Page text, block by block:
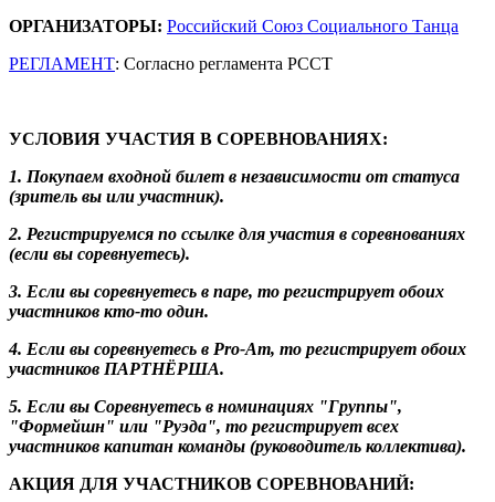
ОРГАНИЗАТОРЫ: Российский Союз Социального Танца
РЕГЛАМЕНТ: Согласно регламента РССТ
УСЛОВИЯ УЧАСТИЯ В СОРЕВНОВАНИЯХ:
1. Покупаем входной билет в независимости от статуса
(зритель вы или участник).
2. Регистрируемся по ссылке для участия в соревнованиях
(если вы соревнуетесь).
3. Если вы соревнуетесь в паре, то регистрирует обоих
участников кто-то один.
4. Если вы соревнуетесь в Pro-Am, то регистрирует обоих
участников ПАРТНЁРША.
5. Если вы Соревнуетесь в номинациях "Группы",
"Формейшн" или "Руэда", то регистрирует всех
участников капитан команды (руководитель коллектива).
АКЦИЯ ДЛЯ УЧАСТНИКОВ СОРЕВНОВАНИЙ: